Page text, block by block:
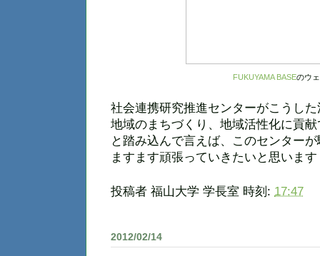
FUKUYAMA BASEのウ
社会連携研究推進センターがこうし
地域のまちづくり、地域活性化に貢
と踏み込んで言えば、このセンター
ますます頑張っていきたいと思います
投稿者 福山大学 学長室 時刻: 17:47
2012/02/14